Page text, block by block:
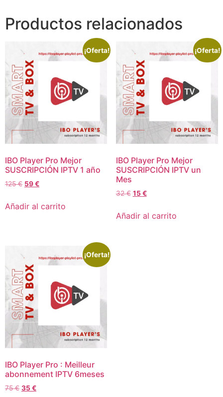
Productos relacionados
¡Oferta!
IBO Player Pro Mejor
SUSCRIPCIÓN IPTV 1 año
125€ 59€
Añadir al carrito
¡Oferta!
IBO Player Pro Mejor
SUSCRIPCIÓN IPTV un
Mes
32€ 15€
Añadir al carrito
¡Oferta!
IBO Player Pro : Meilleur
abonnement IPTV 6meses
75€ 35€